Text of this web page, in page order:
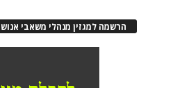
הרשמה למגזין מנהלי משאבי אנוש